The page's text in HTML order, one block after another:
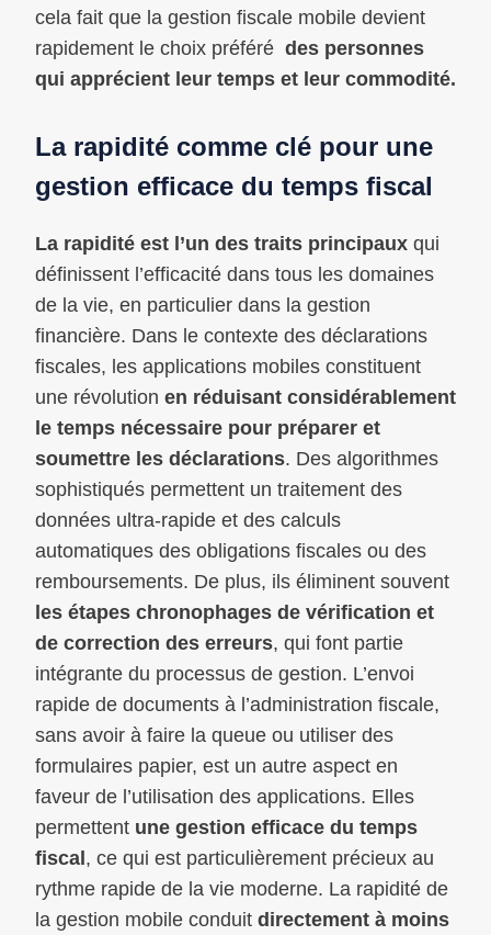
cela fait que la gestion fiscale mobile devient
rapidement le choix préféré des personnes
qui apprécient leur temps et leur commodité.
La rapidité comme clé pour une
gestion efficace du temps fiscal
La rapidité est l’un des traits principaux qui
définissent l’efficacité dans tous les domaines
de la vie, en particulier dans la gestion
financière. Dans le contexte des déclarations
fiscales, les applications mobiles constituent
une révolution en réduisant considérablement
le temps nécessaire pour préparer et
soumettre les déclarations. Des algorithmes
sophistiqués permettent un traitement des
données ultra-rapide et des calculs
automatiques des obligations fiscales ou des
remboursements. De plus, ils éliminent souvent
les étapes chronophages de vérification et
de correction des erreurs, qui font partie
intégrante du processus de gestion. L’envoi
rapide de documents à l’administration fiscale,
sans avoir à faire la queue ou utiliser des
formulaires papier, est un autre aspect en
faveur de l’utilisation des applications. Elles
permettent une gestion efficace du temps
fiscal , ce qui est particulièrement précieux au
rythme rapide de la vie moderne. La rapidité de
la gestion mobile conduit directement à moins